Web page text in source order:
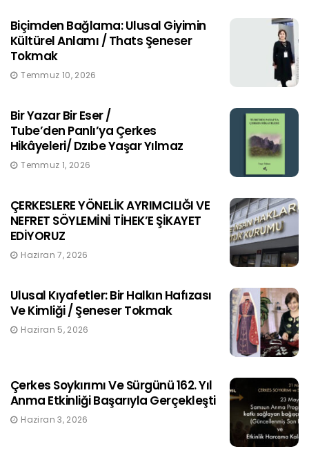
Biçimden Bağlama: Ulusal Giyimin
Kültürel Anlamı / Thats Şeneser
Tokmak
Temmuz 10, 2026
Bir Yazar Bir Eser /
Tube’den Panlı’ya Çerkes
Hikâyeleri/ Dzıbe Yaşar Yılmaz
Temmuz 1, 2026
ÇERKESLERE YÖNELİK AYRIMCILIĞI VE
NEFRET SÖYLEMİNİ TİHEK’E ŞİKAYET
EDİYORUZ
Haziran 7, 2026
Ulusal Kıyafetler: Bir Halkın Hafızası
Ve Kimliği / Şeneser Tokmak
Haziran 5, 2026
Çerkes Soykırımı Ve Sürgünü 162. Yıl
Anma Etkinliği Başarıyla Gerçekleşti
Haziran 3, 2026